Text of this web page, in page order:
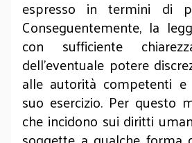
espresso in termini di
Conseguentemente, la
con sufficiente
dell’eventuale potere
alle autorità competenti
suo esercizio. Per questo
che incidono sui diritti